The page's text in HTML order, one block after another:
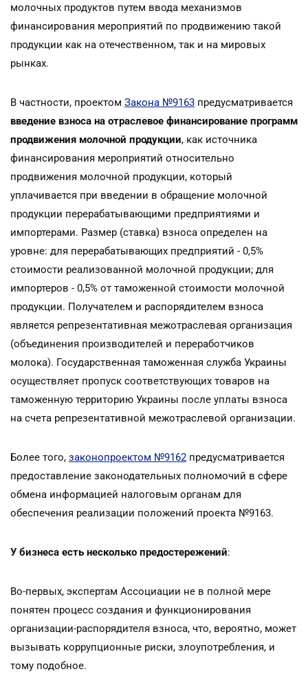
молочных продуктов путем ввода механизмов
финансирования мероприятий по продвижению такой
продукции как на отечественном, так и на мировых
рынках.
В частности, проектом Закона №9163 предусматривается
введение взноса на отраслевое финансирование программ
продвижения молочной продукции, как источника
финансирования мероприятий относительно
продвижения молочной продукции, который
уплачивается при введении в обращение молочной
продукции перерабатывающими предприятиями и
импортерами. Размер (ставка) взноса определен на
уровне: для перерабатывающих предприятий - 0,5%
стоимости реализованной молочной продукции; для
импортеров - 0,5% от таможенной стоимости молочной
продукции. Получателем и распорядителем взноса
является репрезентативная межотраслевая организация
(объединения производителей и переработчиков
молока). Государственная таможенная служба Украины
осуществляет пропуск соответствующих товаров на
таможенную территорию Украины после уплаты взноса
на счета репрезентативной межотраслевой организации.
Более того, законопроектом №9162 предусматривается
предоставление законодательных полномочий в сфере
обмена информацией налоговым органам для
обеспечения реализации положений проекта №9163.
У бизнеса есть несколько предостережений:
Во-первых, экспертам Ассоциации не в полной мере
понятен процесс создания и функционирования
организации-распорядителя взноса, что, вероятно, может
вызывать коррупционные риски, злоупотребления, и
тому подобное.